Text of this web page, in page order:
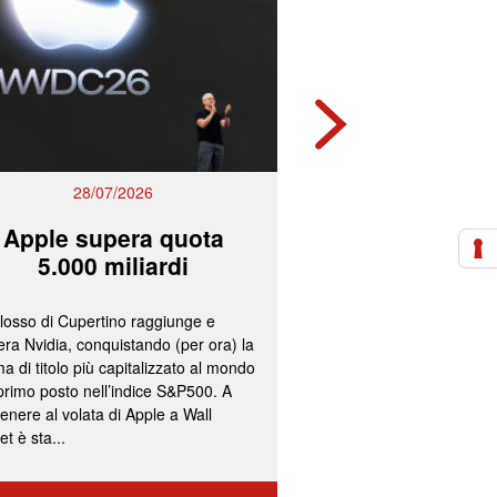
28/07/2026
Apple supera quota
5.000 miliardi
di Cupertino raggiunge e
Nvidia, conquistando (per ora) la
di titolo più capitalizzato al mondo
posto nell’indice S&P500. A
al volata di Apple a Wall
è sta...
Mps e
lavorano